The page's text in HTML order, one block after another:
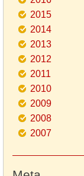
2015
2014
2013
2012
2011
2010
2009
2008
2007